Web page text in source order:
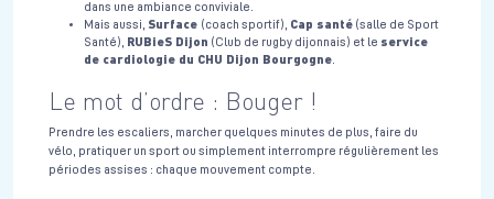
dans une ambiance conviviale.​
Mais aussi, Surface (coach sportif), Cap santé (salle de Sport
Santé), RUBieS Dijon (Club de rugby dijonnais) et le service
de cardiologie du CHU Dijon Bourgogne
Le mot d’ordre : Bouger !
Prendre les escaliers, marcher quelques minutes de plus, faire du
vélo, pratiquer un sport ou simplement interrompre régulièrement les
périodes assises : chaque mouvement compte.